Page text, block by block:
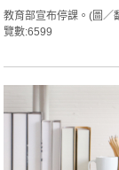
教育部宣布停課。(圖／
覽數:6599